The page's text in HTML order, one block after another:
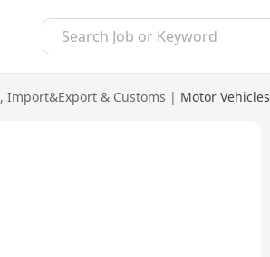
, Import&Export & Customs | Motor Vehicles